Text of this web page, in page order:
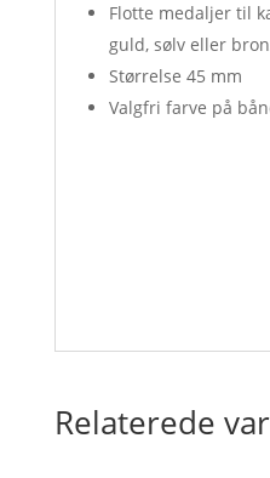
Flotte medaljer til
guld, sølv eller
Størrelse 45 mm
Valgfri farve på
Relaterede